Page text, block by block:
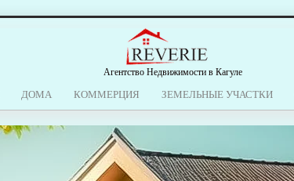
Агентство Недвижимости в Кагуле
ДОМА КОММЕРЦИЯ ЗЕМЕЛЬНЫЕ УЧАСТКИ